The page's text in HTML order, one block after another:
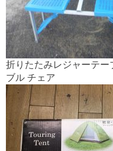
折りたたみレジャーテー
ブル チェア